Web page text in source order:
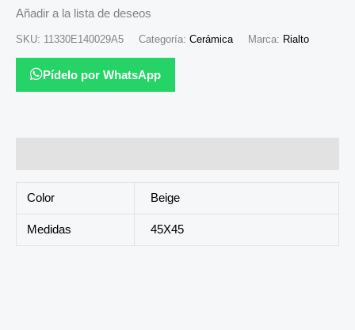
Añadir a la lista de deseos
SKU: 11330E140029A5 Categoría: Cerámica Marca: Rialto
Pídelo por WhatsApp
Color Beige
Medidas 45X45